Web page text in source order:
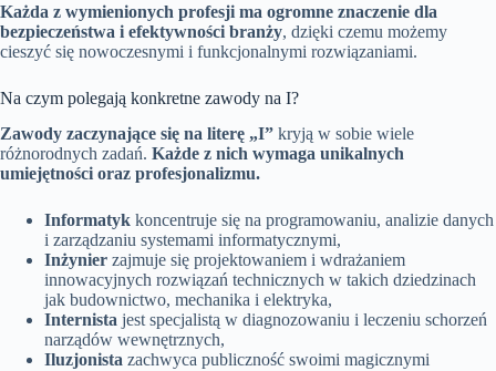
Każda z wymienionych profesji ma ogromne znaczenie dla
bezpieczeństwa i efektywności branży, dzięki czemu możemy
cieszyć się nowoczesnymi i funkcjonalnymi rozwiązaniami.
Na czym polegają konkretne zawody na I?
Zawody zaczynające się na literę „I” kryją w sobie wiele
różnorodnych zadań. Każde z nich wymaga unikalnych
umiejętności oraz profesjonalizmu.
Informatyk koncentruje się na programowaniu, analizie danych
i zarządzaniu systemami informatycznymi,
Inżynier zajmuje się projektowaniem i wdrażaniem
innowacyjnych rozwiązań technicznych w takich dziedzinach
jak budownictwo, mechanika i elektryka,
Internista jest specjalistą w diagnozowaniu i leczeniu schorzeń
narządów wewnętrznych,
Iluzjonista zachwyca publiczność swoimi magicznymi